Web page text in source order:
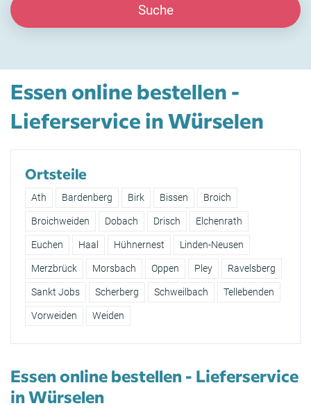
Suche
Essen online bestellen -
Lieferservice in Würselen
Ortsteile
Ath Bardenberg Birk Bissen Broich
Broichweiden Dobach Drisch Elchenrath
Euchen Haal Hühnernest Linden-Neusen
Merzbrück Morsbach Oppen Pley Ravelsberg
Sankt Jobs Scherberg Schweilbach Tellebenden
Vorweiden Weiden
Essen online bestellen - Lieferservice
in Würselen